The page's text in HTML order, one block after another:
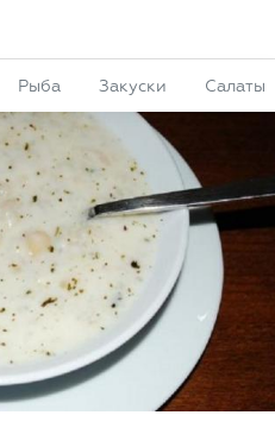
Рыба Закуски Салаты